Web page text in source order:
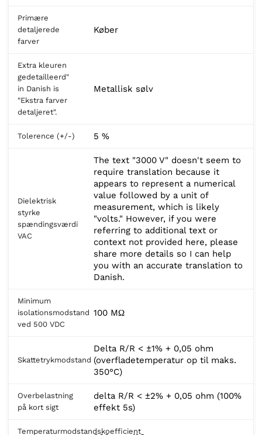
Primære
detaljerede
farver
Køber
Extra kleuren
gedetailleerd"
in Danish is
"Ekstra farver
detaljeret".
Metallisk sølv
Tolerence (+/-) 5 %
Dielektrisk
styrke
spændingsværdi
VAC
The text "3000 V" doesn't seem to
require translation because it
appears to represent a numerical
value followed by a unit of
measurement, which is likely
"volts." However, if you were
referring to additional text or
context not provided here, please
share more details so I can help
you with an accurate translation to
Danish.
Minimum
isolationsmodstand
ved 500 VDC
100 MΩ
Skattetrykmodstand
Delta R/R < ±1% + 0,05 ohm
(overfladetemperatur op til maks.
350°C)
Overbelastning
på kort sigt
delta R/R < ±2% + 0,05 ohm (100%
effekt 5s)
Temperaturmodstandskoefficient